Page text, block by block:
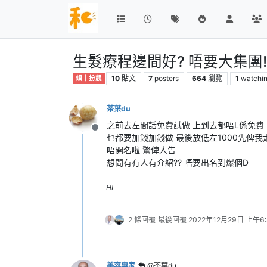
生髮療程邊間好? 唔要大集團!
傾｜扮靚 10 貼文 7 posters 664 瀏覽 1
離線
茶葉du
之前去左間話免費試做 上到去都唔L係免費
乜都要加錢加錢做 最後放低左1000先俾我
唔開名啦 驚俾人告
想問有冇人有介紹?? 唔要出名到爆個D
HI
2 條回覆 最後回覆 2022年12月29日 上午